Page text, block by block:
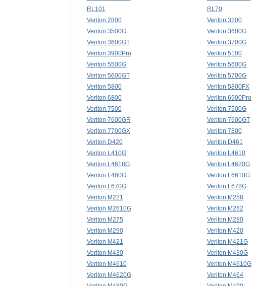
RL101
RL70
Veriton 2800
Veriton 3200
Veriton 3500G
Veriton 3600G
Veriton 3600GT
Veriton 3700G
Veriton 3900Pro
Veriton 5100
Veriton 5500G
Veriton 5600G
Veriton 5600GT
Veriton 5700G
Veriton 5800
Veriton 5800FX
Veriton 6800
Veriton 6900Pro
Veriton 7500
Veriton 7500G
Veriton 7600GR
Veriton 7600GT
Veriton 7700GX
Veriton 7800
Veriton D420
Veriton D461
Veriton L410G
Veriton L4610
Veriton L4618G
Veriton L4620G
Veriton L480G
Veriton L6610G
Veriton L670G
Veriton L678G
Veriton M221
Veriton M258
Veriton M2610G
Veriton M262
Veriton M275
Veriton M280
Veriton M290
Veriton M420
Veriton M421
Veriton M421G
Veriton M430
Veriton M430G
Veriton M4610
Veriton M4610G
Veriton M4620G
Veriton M464